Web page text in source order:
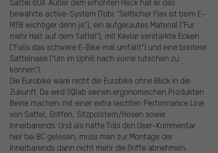
bewährte active-System (Tobi: "Seitlicher Flex ist beim E-
MTB wichtiger denn je"), ein aufgerautes Material ("Für
mehr Halt auf dem Sattel"), mit Kevlar verstärkte Ecken
("Falls das schwere E-Bike mal umfällt") und eine breitere
Sattelnase ("Um im Uphill nach vorne rutschen zu
können").
Die Eurobike wäre nicht die Eurobike ohne Blick in die
Zukunft. Da wird SQlab seinen ergonomischen Produkten
Beine machen: mit einer extra leichten Performance Line
von Sattel, Griffen, Sitzpolstern/Hosen sowie
Innerbarends. Und als hätte Tobi den User-Kommentar
hier bei BC gelesen, muss man zur Montage der
Innerbarends dann nicht mehr die Griffe abnehmen.